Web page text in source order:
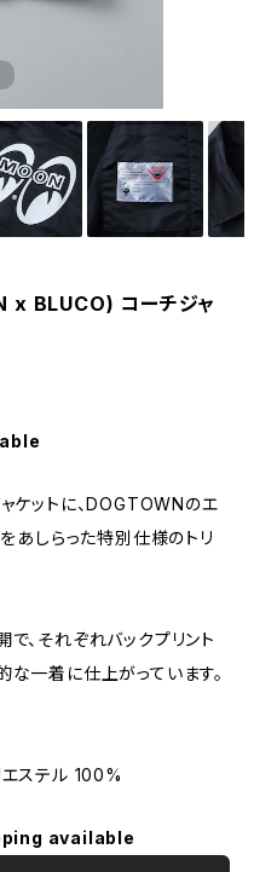
BLUCO) コーチジャ
ケットに、DOGTOWNのエ
あしらった特別仕様のトリ
、それぞれバックプリント
な一着に仕上がっています。
ステル 100%
available